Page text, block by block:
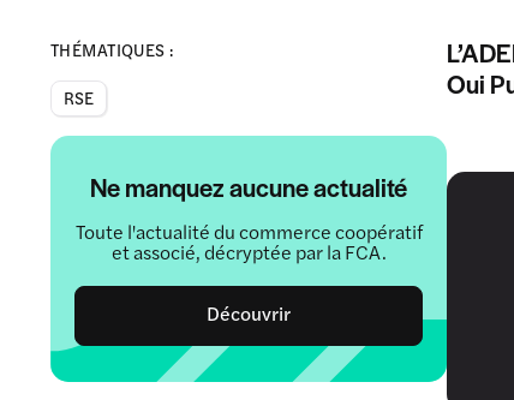
THÉMATIQUES :
RSE
Ne manquez aucune actualité
Toute l'actualité du commerce coopératif
et associé, décryptée par la FCA.
Découvrir
Oui